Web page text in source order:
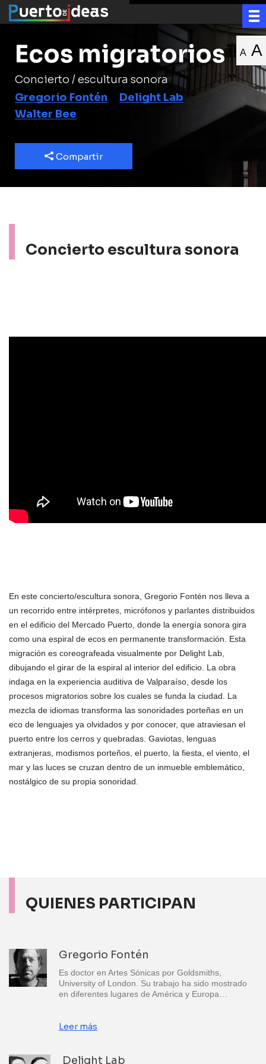
A A
Ecos migratorios
Concierto / escultura sonora
Gregorio Fontén
Delight Lab
Walter Bee
Compartir
Concierto escultura sonora
En este concierto/escultura sonora, Gregorio Fontén nos lleva a
un recorrido entre intérpretes, micrófonos y parlantes distribuidos
en el edificio del Mercado Puerto, donde la energía sonora gira
como una espiral de ecos en permanente transformación. Esta
migración es coreografeada visualmente por Delight Lab,
dibujando el girar de la espiral al interior del edificio. La obra
indaga en la experiencia auditiva de Valparaíso, desde los
procesos migratorios sobre los cuales se funda la ciudad. La
mezcla de idiomas transforma las sonoridades porteñas en un
eco de lenguajes ya olvidados y por conocer, que atraviesan el
puerto entre los cerros y quebradas. Gaviotas, lenguas
extranjeras, modismos porteños, el puerto, la fiesta, el viento, el
mar y las luces se cruzan dentro de un inmueble emblemático,
nostálgico de su propia sonoridad.
QUIENES PARTICIPAN
Gregorio Fontén
Es doctor en Artes Sónicas por Goldsmiths,
University of London. Su trabajo ha sido mostrado
en diferentes lugares de América y Europa…
Leer más
Delight Lab